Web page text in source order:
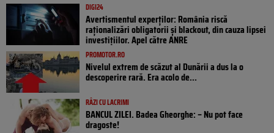
DIGI24
Avertismentul experților: România riscă
raționalizări obligatorii și blackout, din cauza lipsei
investițiilor. Apel către ANRE
PROMOTOR.RO
Nivelul extrem de scăzut al Dunării a dus la o
descoperire rară. Era acolo de...
RÂZI CU LACRIMI
BANCUL ZILEI. Badea Gheorghe: – Nu pot face
dragoste!